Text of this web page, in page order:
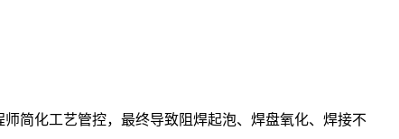
简化工艺管控，最终导致阻焊起泡、焊盘氧化、焊接不